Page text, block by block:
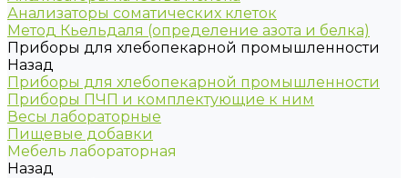
Анализаторы соматических клеток
Метод Кьельдаля (определение азота и белка)
Приборы для хлебопекарной промышленности
Назад
Приборы для хлебопекарной промышленности
Приборы ПЧП и комплектующие к ним
Весы лабораторные
Пищевые добавки
Мебель лабораторная
Назад